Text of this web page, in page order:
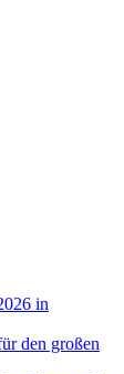
in
den großen